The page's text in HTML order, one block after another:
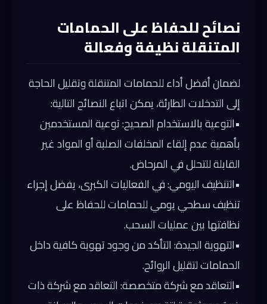
نصائح للحفاظ على الحمامات
المتنقلة نظيفة وفعالة
لضمان أفضل أداء للحمامات المتنقلة وتقليل الحاجة
إلى التدخلات الطارئة، يمكن اتباع النصائح التالية:
•التوعية بالاستخدام الصحيح:توعية المستخدمين
بأهمية عدم إلقاء المخلفات الصلبة أو المواد غير
القابلة للتحلل في المرحاض.
•التنظيف اليومي:في الفعاليات الكبرى، يفضل إجراء
تنظيف سطحي يومي للحمامات للحفاظ على
نظافتها بين عمليات السحب.
•التهوية الجيدة:التأكد من وجود تهوية كافية داخل
الحمامات لتقليل الروائح.
•التعاقد مع شركة متخصصة:التعاقد مع شركة ذات